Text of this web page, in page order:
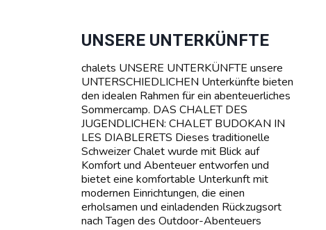
c
h
k
u
r
s
e
:
L
e
r
n
e
n
UNSERE UNTERKÜNFTE
chalets UNSERE UNTERKÜNFTE unsere
UNTERSCHIEDLICHEN Unterkünfte bieten
den idealen Rahmen für ein abenteuerliches
Sommercamp. DAS CHALET DES
JUGENDLICHEN: CHALET BUDOKAN IN
LES DIABLERETS Dieses traditionelle
Schweizer Chalet wurde mit Blick auf
Komfort und Abenteuer entworfen und
bietet eine komfortable Unterkunft mit
modernen Einrichtungen, die einen
erholsamen und einladenden Rückzugsort
nach Tagen des Outdoor-Abenteuers